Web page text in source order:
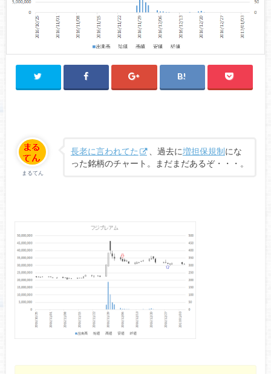
まるてん
長老に言われてた 、過去に増担保規制にな
った銘柄のチャート。まだまだあるぞ・・・。